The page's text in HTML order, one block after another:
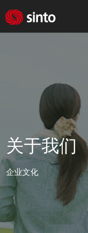
关于我们
企业文化